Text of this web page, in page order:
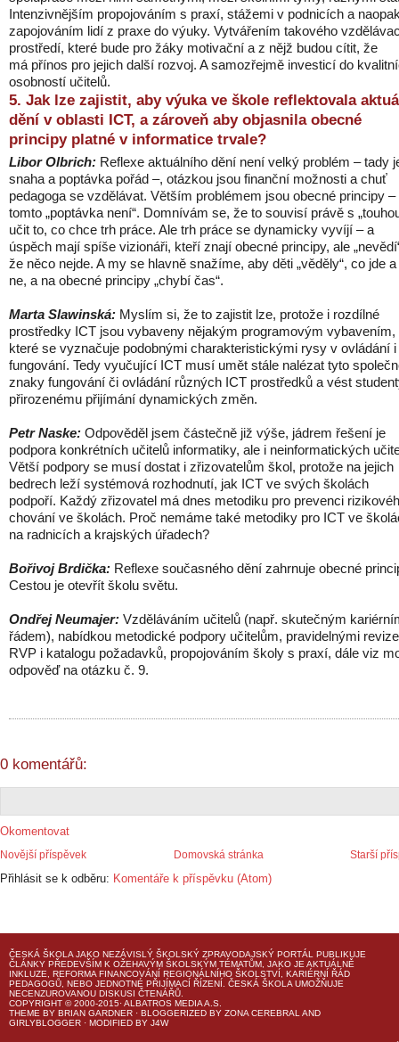
Intenzivnějším propojováním s praxí, stážemi v podnicích a
zapojováním lidí z praxe do výuky. Vytvářením takového
prostředí, které bude pro žáky motivační a z nějž budou cítit, že
má přínos pro jejich další rozvoj. A samozřejmě investicí do
osobností učitelů.
5. Jak lze zajistit, aby výuka ve škole reflektovala
dění v oblasti ICT, a zároveň aby objasnila obecné
principy platné v informatice trvale?
Libor Olbrich: Reflexe aktuálního dění není velký problém – tady
snaha a poptávka pořád –, otázkou jsou finanční možnosti a chuť
pedagoga se vzdělávat. Větším problémem jsou obecné principy –
tomto „poptávka není“. Domnívám se, že to souvisí právě s
učit to, co chce trh práce. Ale trh práce se dynamicky vyvíjí – a
úspěch mají spíše vizionáři, kteří znají obecné principy, ale
že něco nejde. A my se hlavně snažíme, aby děti „věděly“, co jde
ne, a na obecné principy „chybí čas“.
Marta Slawinská: Myslím si, že to zajistit lze, protože i rozdílné
prostředky ICT jsou vybaveny nějakým programovým vybavením,
které se vyznačuje podobnými charakteristickými rysy v ovládání i
fungování. Tedy vyučující ICT musí umět stále nalézat tyto
znaky fungování či ovládání různých ICT prostředků a vést
přirozenému přijímání dynamických změn.
Petr Naske: Odpověděl jsem částečně již výše, jádrem řešení je
podpora konkrétních učitelů informatiky, ale i neinformatických
Větší podpory se musí dostat i zřizovatelům škol, protože na jejich
bedrech leží systémová rozhodnutí, jak ICT ve svých školách
podpoří. Každý zřizovatel má dnes metodiku pro prevenci
chování ve školách. Proč nemáme také metodiky pro ICT ve
na radnicích a krajských úřadech?
Bořivoj Brdička: Reflexe současného dění zahrnuje obecné
Cestou je otevřít školu světu.
Ondřej Neumajer: Vzděláváním učitelů (např. skutečným
řádem), nabídkou metodické podpory učitelům, pravidelnými
RVP i katalogu požadavků, propojováním školy s praxí, dále viz
odpověď na otázku č. 9.
0 komentářů:
Okomentovat
Novější příspěvek Starší
Domovská stránka
Přihlásit se k odběru: Komentáře k příspěvku (Atom)
ČESKÁ ŠKOLAJAKO NEZÁVISLÝ ŠKOLSKÝ ZPRAVODAJSKÝ PORTÁL PUBLIKUJE
ČLÁNKY PŘEDEVŠÍM K OŽEHAVÝM ŠKOLSKÝM TÉMATŮM, JAKO JE AKTUÁLNĚ
INKLUZE, REFORMA FINANCOVÁNÍ REGIONÁLNÍHO ŠKOLSTVÍ, KARIÉRNÍ ŘÁD
PEDAGOGŮ, NEBO JEDNOTNÉ PŘIJÍMACÍ ŘÍZENÍ. ČESKÁ ŠKOLAUMOŽŇUJE
NECENZUROVANOU DISKUSI ČTENÁŘŮ.
COPYRIGHT © 2000-2015· ALBATROS MEDIA A.S.
THEME BY BRIAN GARDNER · BLOGGERIZED BY ZONA CEREBRALAND
GIRLYBLOGGER · MODIFIED BY J4W